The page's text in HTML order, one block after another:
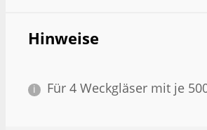
Hinweise
Für 4 Weckgläser mit je